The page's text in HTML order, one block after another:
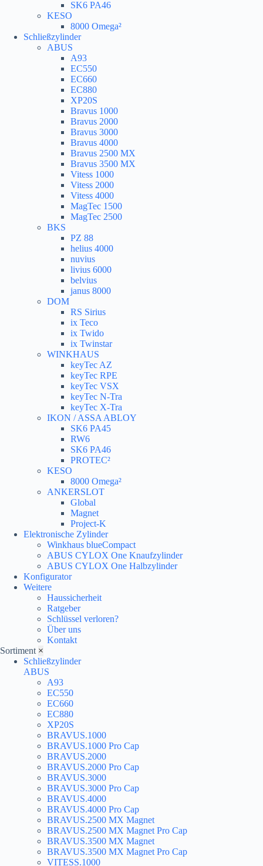
SK6 PA46
KESO
8000 Omega²
Schließzylinder
ABUS
A93
EC550
EC660
EC880
XP20S
Bravus 1000
Bravus 2000
Bravus 3000
Bravus 4000
Bravus 2500 MX
Bravus 3500 MX
Vitess 1000
Vitess 2000
Vitess 4000
MagTec 1500
MagTec 2500
BKS
PZ 88
helius 4000
nuvius
livius 6000
belvius
janus 8000
DOM
RS Sirius
ix Teco
ix Twido
ix Twinstar
WINKHAUS
keyTec AZ
keyTec RPE
keyTec VSX
keyTec N-Tra
keyTec X-Tra
IKON / ASSA ABLOY
SK6 PA45
RW6
SK6 PA46
PROTEC²
KESO
8000 Omega²
ANKERSLOT
Global
Magnet
Project-K
Elektronische Zylinder
Winkhaus blueCompact
ABUS CYLOX One Knaufzylinder
ABUS CYLOX One Halbzylinder
Konfigurator
Weitere
Haussicherheit
Ratgeber
Schlüssel verloren?
Über uns
Kontakt
Sortiment ×
Schließzylinder
ABUS
A93
EC550
EC660
EC880
XP20S
BRAVUS.1000
BRAVUS.1000 Pro Cap
BRAVUS.2000
BRAVUS.2000 Pro Cap
BRAVUS.3000
BRAVUS.3000 Pro Cap
BRAVUS.4000
BRAVUS.4000 Pro Cap
BRAVUS.2500 MX Magnet
BRAVUS.2500 MX Magnet Pro Cap
BRAVUS.3500 MX Magnet
BRAVUS.3500 MX Magnet Pro Cap
VITESS.1000